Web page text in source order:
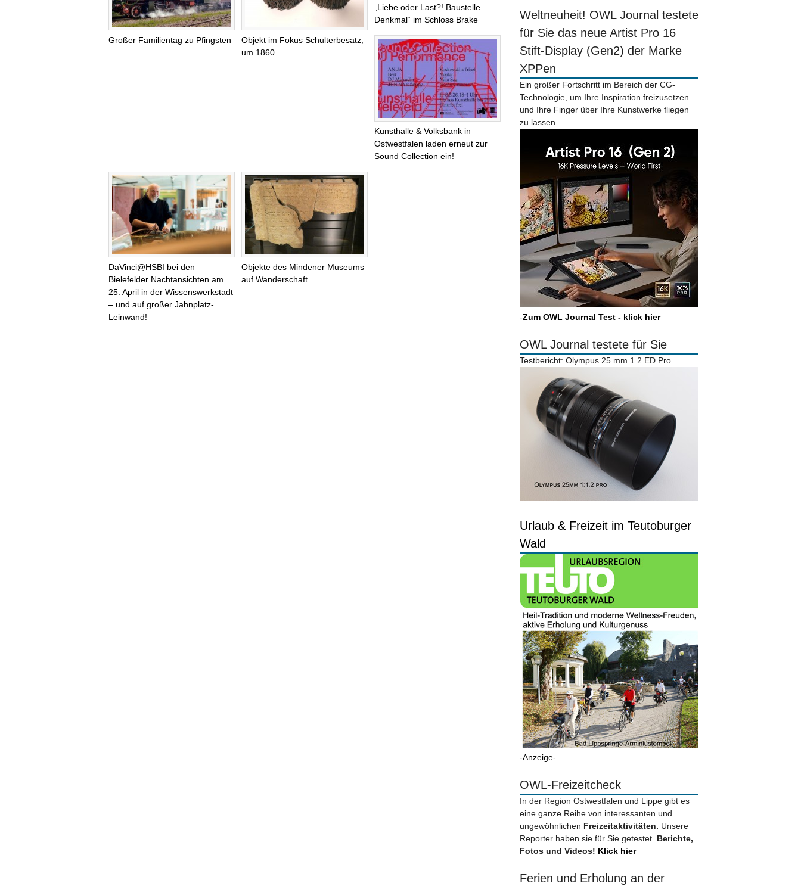
Großer Familientag zu Pfingsten
Objekt im Fokus Schulterbesatz,
um 1860
„Liebe oder Last?! Baustelle
Denkmal“ im Schloss Brake
Kunsthalle & Volksbank in
Ostwestfalen laden erneut zur
Sound Collection ein!‌
DaVinci@HSBI bei den
Bielefelder Nachtansichten am
25. April in der Wissenswerkstadt
– und auf großer Jahnplatz-
Leinwand!
Objekte des Mindener Museums
auf Wanderschaft
Weltneuheit! OWL Journal testete
für Sie das neue Artist Pro 16
Stift-Display (Gen2) der Marke
XPPen
Ein großer Fortschritt im Bereich der CG-
Technologie, um Ihre Inspiration freizusetzen
und Ihre Finger über Ihre Kunstwerke fliegen
zu lassen.
-Zum OWL Journal Test - klick hier
OWL Journal testete für Sie
Testbericht: Olympus 25 mm 1.2 ED Pro
Urlaub & Freizeit im Teutoburger
Wald
-Anzeige-
OWL-Freizeitcheck
In der Region Ostwestfalen und Lippe gibt es
eine ganze Reihe von interessanten und
ungewöhnlichen Freizeitaktivitäten. Unsere
Reporter haben sie für Sie getestet. Berichte,
Fotos und Videos! Klick hier
Ferien und Erholung an der